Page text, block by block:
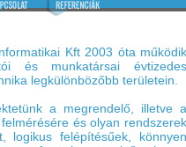
Kft 2003 óta működik
és munkatársai évtizedes
legkülönbözőbb területein.
a megrendelő, illetve a
és olyan rendszerek
logikus felépítésűek, könnyen